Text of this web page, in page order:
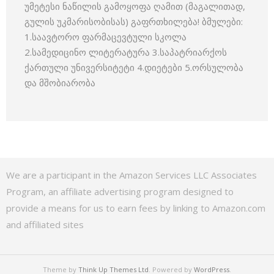
უმეტესი ნაწილის გამოყოფა ღამით (მაგალითად,
გულის უკმარისობისას) გაფრთხილება! ბმულები:
1.საავტორო ფარმაცევტული სკოლა
2.სამედიცინო ლიტერატურა 3.საპატრიარქოს
ქართული უნივერსიტეტი 4.დიეტები 5.ორსულობა
და მშობიარობა
We are a participant in the Amazon Services LLC Associates
Program, an affiliate advertising program designed to
provide a means for us to earn fees by linking to Amazon.com
and affiliated sites
Theme by Think Up Themes Ltd. Powered by WordPress.